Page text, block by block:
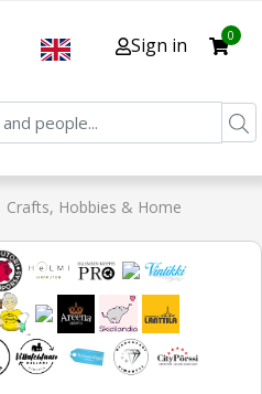
Sign in 0
Crafts, Hobbies & Home